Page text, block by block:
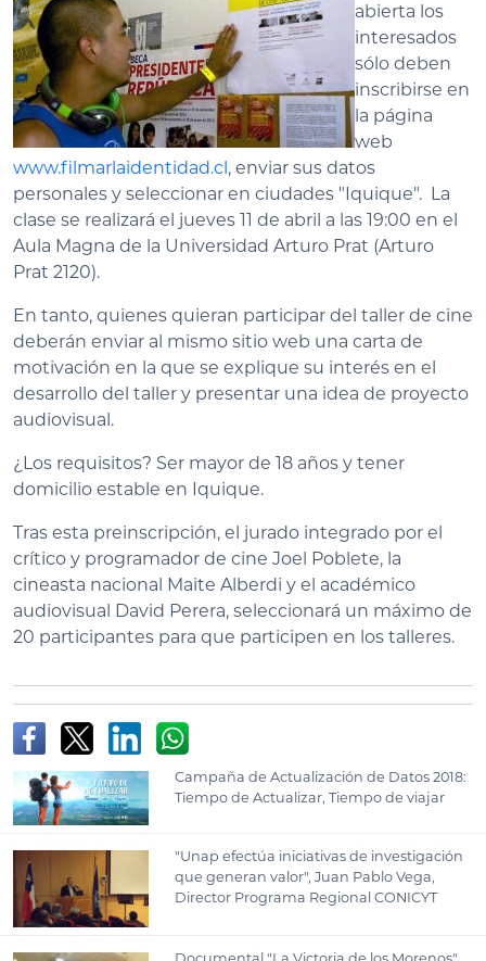
abierta los
interesados
sólo deben
inscribirse en
la página
web
www.filmarlaidentidad.cl, enviar sus datos
personales y seleccionar en ciudades "Iquique". La
clase se realizará el jueves 11 de abril a las 19:00 en el
Aula Magna de la Universidad Arturo Prat (Arturo
Prat 2120).
En tanto, quienes quieran participar del taller de cine
deberán enviar al mismo sitio web una carta de
motivación en la que se explique su interés en el
desarrollo del taller y presentar una idea de proyecto
audiovisual.
¿Los requisitos? Ser mayor de 18 años y tener
domicilio estable en Iquique.
Tras esta preinscripción, el jurado integrado por el
crítico y programador de cine Joel Poblete, la
cineasta nacional Maite Alberdi y el académico
audiovisual David Perera, seleccionará un máximo de
20 participantes para que participen en los talleres.
Campaña de Actualización de Datos 2018:
Tiempo de Actualizar, Tiempo de viajar
"Unap efectúa iniciativas de investigación
que generan valor", Juan Pablo Vega,
Director Programa Regional CONICYT